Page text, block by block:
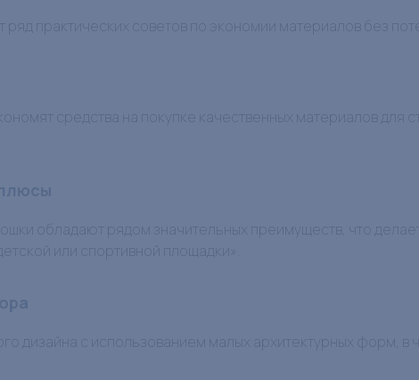
ряд практических советов по экономии материалов без
средства на покупке качественных материалов для
обладают рядом значительных преимуществ, что
или спортивной площадки».
дизайна с использованием малых архитектурных форм, в